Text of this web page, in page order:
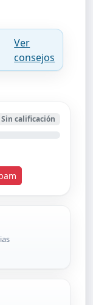
Ver
consejos
Sin calificación